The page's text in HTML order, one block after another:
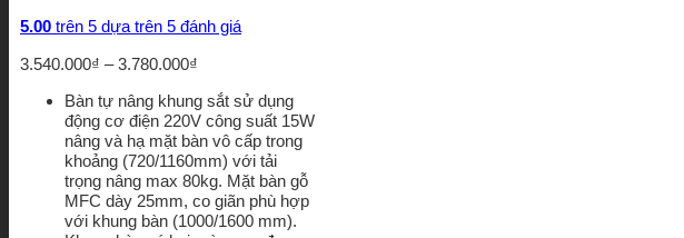
5.00 trên 5 dựa trên 5 đánh giá
3.540.000₫ – 3.780.000₫
từ
3.540.000₫
đến
3.780.000₫
Bàn tự nâng khung sắt sử dụng
động cơ điện 220V công suất 15W
nâng và hạ mặt bàn vô cấp trong
khoảng (720/1160mm) với tải
trọng nâng max 80kg. Mặt bàn gỗ
MFC dày 25mm, co giãn phù hợp
với khung bàn (1000/1600 mm).